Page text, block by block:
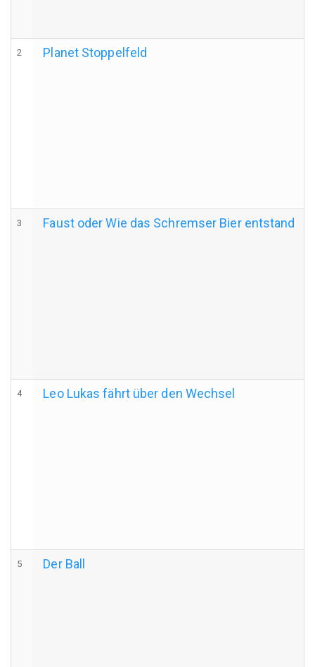
2 Planet Stoppelfeld
3 Faust oder Wie das Schremser Bier entstand
4 Leo Lukas fährt über den Wechsel
5 Der Ball